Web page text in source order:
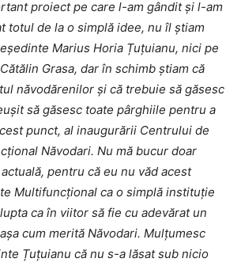
proiect pe care l-am gândit și l-am
totul de la o simplă idee, nu îl știam
Marius Horia Țuțuianu, nici pe
Grasa, dar în schimb știam că
năvodărenilor și că trebuie să găsesc
să găsesc toate pârghiile pentru a
punct, al inaugurării Centrului de
Năvodari. Nu mă bucur doar
pentru că eu nu văd acest
Multifuncțional ca o simplă instituție
ca în viitor să fie cu adevărat un
cum merită Năvodari. Mulțumesc
Țuțuianu că nu s-a lăsat sub nicio